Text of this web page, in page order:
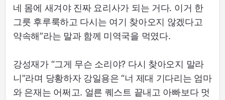
네 몸에 새겨야 진짜 요리사가 되는 거다. 이거 한
그릇 후루룩하고 다시는 여기 찾아오지 않겠다고
약속해”라는 말과 함께 미역국을 먹였다.
강성재가 “그게 무슨 소리야? 다시 찾아오지 말라
니”라며 당황하자 강일용은 “너 제대 기다리는 엄마
와 은재는 어쩌고. 얼른 퀘스트 끝내고 아빠보다 멋